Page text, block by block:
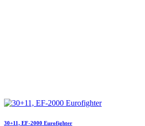
30+11, EF-2000 Eurofighter